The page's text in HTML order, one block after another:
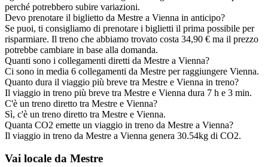
perché potrebbero subire variazioni.
Devo prenotare il biglietto da Mestre a Vienna in anticipo?
Se puoi, ti consigliamo di prenotare i biglietti il prima possibile per
risparmiare. Il treno che abbiamo trovato costa 34,90 € ma il prezzo
potrebbe cambiare in base alla domanda.
Quanti sono i collegamenti diretti da Mestre a Vienna?
Ci sono in media 6 collegamenti da Mestre per raggiungere Vienna.
Quanto dura il viaggio più breve tra Mestre e Vienna in treno?
Il viaggio in treno più breve tra Mestre e Vienna dura 7 h e 3 min.
C'è un treno diretto tra Mestre e Vienna?
Sì, c'è un treno diretto tra Mestre e Vienna.
Quanta CO2 emette un viaggio in treno da Mestre a Vienna?
Il viaggio in treno da Mestre a Vienna genera 30.54kg di CO2.
Vai locale da Mestre